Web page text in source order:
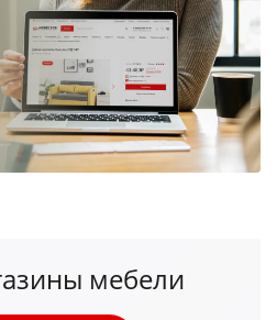
мебели